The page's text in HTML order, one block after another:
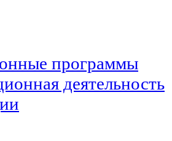
программы
деятельность